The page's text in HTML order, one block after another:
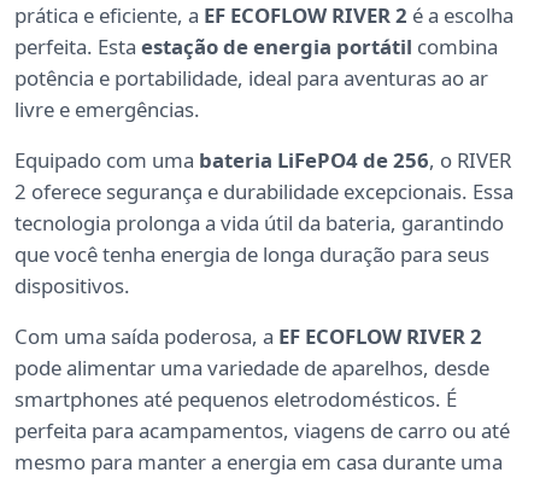
prática e eficiente, a EF ECOFLOW RIVER 2 é a escolha
perfeita. Esta estação de energia portátil combina
potência e portabilidade, ideal para aventuras ao ar
livre e emergências.
Equipado com uma bateria LiFePO4 de 256, o RIVER
2 oferece segurança e durabilidade excepcionais. Essa
tecnologia prolonga a vida útil da bateria, garantindo
que você tenha energia de longa duração para seus
dispositivos.
Com uma saída poderosa, a EF ECOFLOW RIVER 2
pode alimentar uma variedade de aparelhos, desde
smartphones até pequenos eletrodomésticos. É
perfeita para acampamentos, viagens de carro ou até
mesmo para manter a energia em casa durante uma